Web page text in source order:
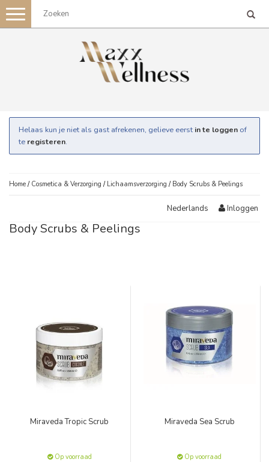
Toggle
navigation
Helaas kun je niet als gast afrekenen, gelieve eerst in te loggen of
te registeren.
Home / Cosmetica & Verzorging / Lichaamsverzorging / Body Scrubs & Peelings
Nederlands Inloggen
Body Scrubs & Peelings
Miraveda Tropic Scrub
Op voorraad
Miraveda Sea Scrub
Op voorraad